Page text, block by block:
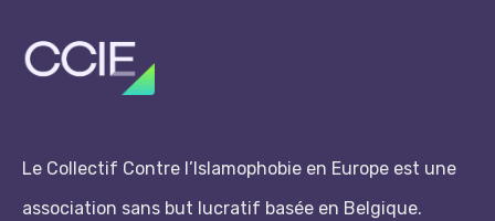
Le Collectif Contre l’Islamophobie en Europe est une
association sans but lucratif basée en Belgique.